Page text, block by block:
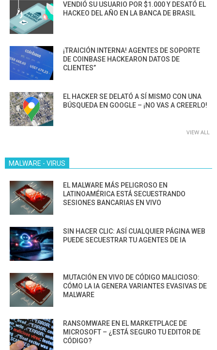
VENDIÓ SU USUARIO POR $1.000 Y DESATÓ EL
HACKEO DEL AÑO EN LA BANCA DE BRASIL
¡TRAICIÓN INTERNA! AGENTES DE SOPORTE
DE COINBASE HACKEARON DATOS DE
CLIENTES”
EL HACKER SE DELATÓ A SÍ MISMO CON UNA
BÚSQUEDA EN GOOGLE – ¡NO VAS A CREERLO!
VIEW ALL
MALWARE - VIRUS
EL MALWARE MÁS PELIGROSO EN
LATINOAMÉRICA ESTÁ SECUESTRANDO
SESIONES BANCARIAS EN VIVO
SIN HACER CLIC: ASÍ CUALQUIER PÁGINA WEB
PUEDE SECUESTRAR TU AGENTES DE IA
MUTACIÓN EN VIVO DE CÓDIGO MALICIOSO:
CÓMO LA IA GENERA VARIANTES EVASIVAS DE
MALWARE
RANSOMWARE EN EL MARKETPLACE DE
MICROSOFT – ¿ESTÁ SEGURO TU EDITOR DE
CÓDIGO?